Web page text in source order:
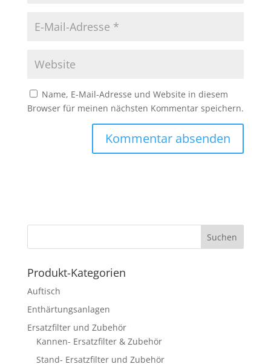
Name, E-Mail-Adresse und Website in diesem
Browser für meinen nächsten Kommentar speichern.
Produkt-Kategorien
Auftisch
Enthärtungsanlagen
Ersatzfilter und Zubehör
Kannen- Ersatzfilter & Zubehör
Stand- Ersatzfilter und Zubehör